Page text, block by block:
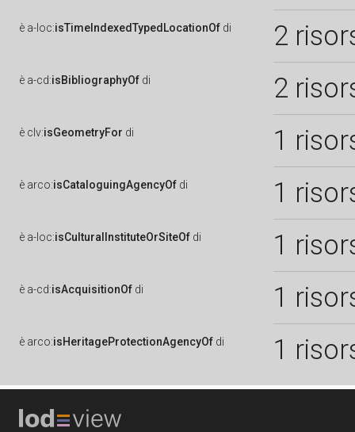
è a-loc:isTimeIndexedTypedLocationOf di 2
è a-cd:isBibliographyOf di 2
è clv:isGeometryFor di 1
è arco:isCataloguingAgencyOf di 1
è a-loc:isCulturalInstituteOrSiteOf di 1
è a-cd:isAcquisitionOf di 1
è arco:isHeritageProtectionAgencyOf di 1